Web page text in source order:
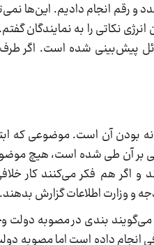
رقم انجام دادیم. این‌ها
نکاتی را به نمایندگان
پیش‌بینی شده است. اگر
پارس جنوبی وارد شده، محرمانه بودن آن
بر آن طی شده است، هیچ موضوع
و اگر هم فکر می‌کنند کار
و وزارت اطلاعات گزارش بدهند.